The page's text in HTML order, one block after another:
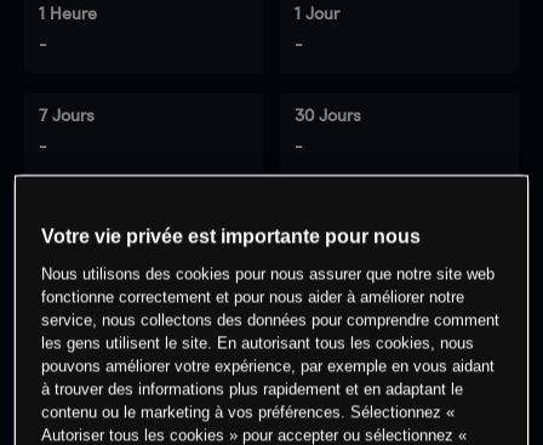
1 Heure
-
1 Jour
-
7 Jours
-
30 Jours
-
0 % des clients ont une position à
cet actif
Commencez à trader
Votre vie privée est importante pour nous
Nous utilisons des cookies pour nous assurer que notre site web
fonctionne correctement et pour nous aider à améliorer notre
service, nous collectons des données pour comprendre comment
les gens utilisent le site. En autorisant tous les cookies, nous
pouvons améliorer votre expérience, par exemple en vous aidant
à trouver des informations plus rapidement et en adaptant le
contenu ou le marketing à vos préférences. Sélectionnez «
Autoriser tous les cookies » pour accepter ou sélectionnez «